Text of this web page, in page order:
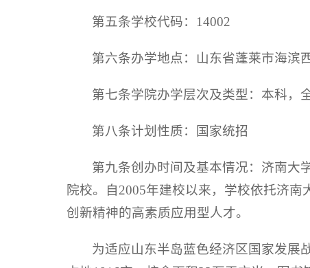
第五条学校代码：14002
第六条办学地点：山东省蓬莱市海滨
第七条学院办学层次及类型：本科，
第八条计划性质：国家统招
第九条创办时间及基本情况：济南大
院校。自2005年建校以来，学校依托济
创新精神的高素质应用型人才。
为适应山东半岛蓝色经济区国家发展